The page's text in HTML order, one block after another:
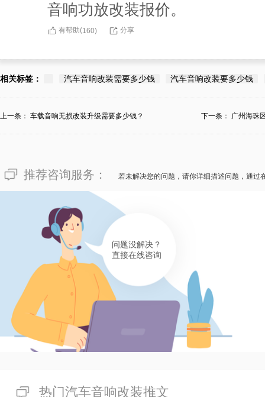
音响功放改装报价。
有帮助(160) 分享
相关标签： 汽车音响改装需要多少钱 汽车音响改装要多少钱
上一条： 车载音响无损改装升级需要多少钱？ 下一条： 广州海珠
推荐咨询服务： 若未解决您的问题，请你详细描述问题，通过
问题没解决？
直接在线咨询
热门汽车音响改装推文